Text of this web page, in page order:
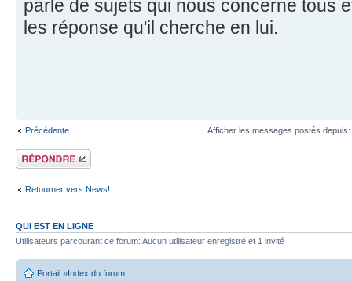
parle de sujets qui nous concerne tous
les réponse qu'il cherche en lui.
Précédente Afficher les messages postés depuis:
Écrire un
commentaire
Retourner vers News!
QUI EST EN LIGNE
Utilisateurs parcourant ce forum: Aucun utilisateur enregistré et 1 invité
Portail » Index du forum